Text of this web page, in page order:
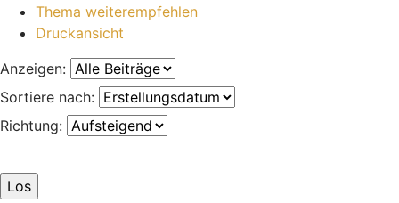
Thema weiterempfehlen
Druckansicht
Anzeigen:
Sortiere nach:
Richtung: